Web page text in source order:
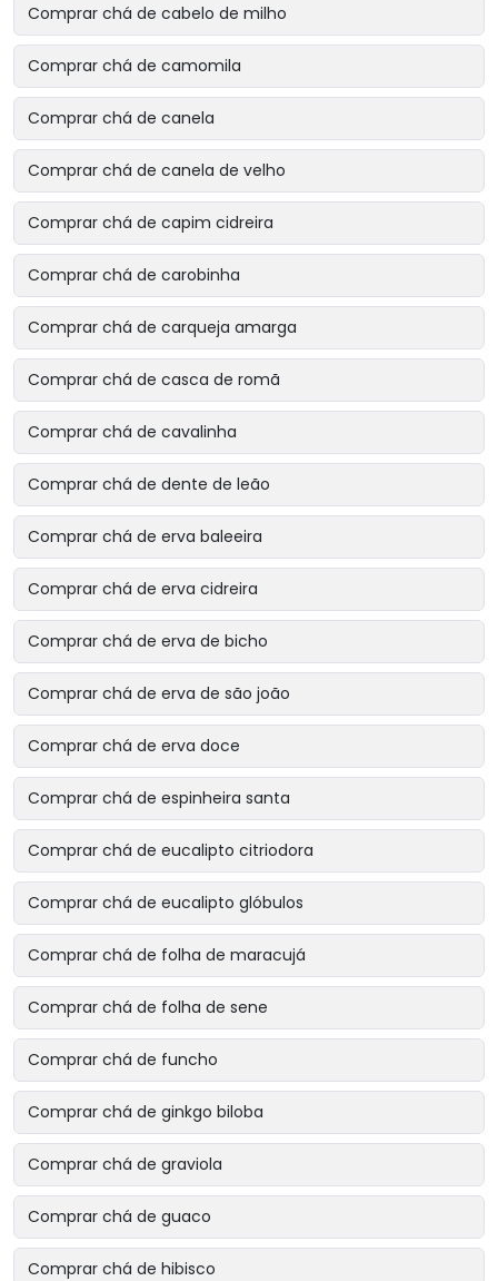
Comprar chá de cabelo de milho
Comprar chá de camomila
Comprar chá de canela
Comprar chá de canela de velho
Comprar chá de capim cidreira
Comprar chá de carobinha
Comprar chá de carqueja amarga
Comprar chá de casca de romã
Comprar chá de cavalinha
Comprar chá de dente de leão
Comprar chá de erva baleeira
Comprar chá de erva cidreira
Comprar chá de erva de bicho
Comprar chá de erva de são joão
Comprar chá de erva doce
Comprar chá de espinheira santa
Comprar chá de eucalipto citriodora
Comprar chá de eucalipto glóbulos
Comprar chá de folha de maracujá
Comprar chá de folha de sene
Comprar chá de funcho
Comprar chá de ginkgo biloba
Comprar chá de graviola
Comprar chá de guaco
Comprar chá de hibisco